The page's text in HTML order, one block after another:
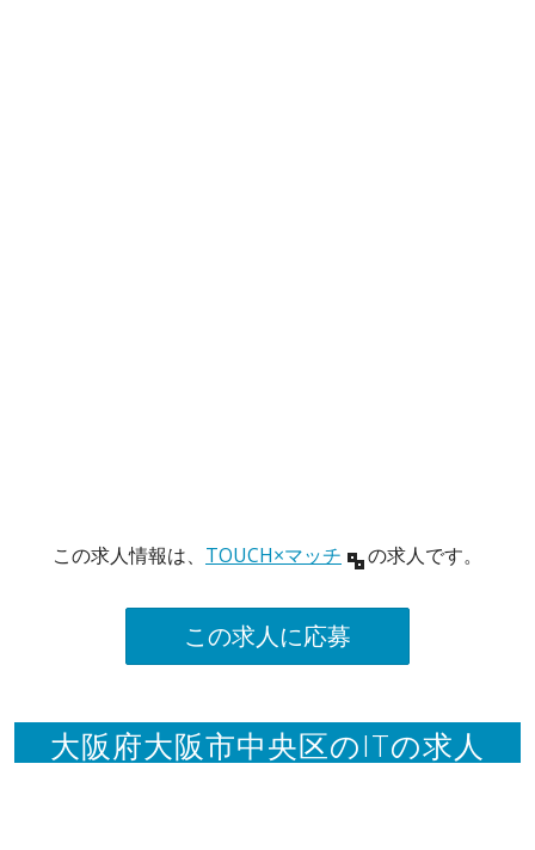
この求人情報は、 TOUCH×マッチ の求人です。
この求人に応募
大阪府大阪市中央区のITの求人